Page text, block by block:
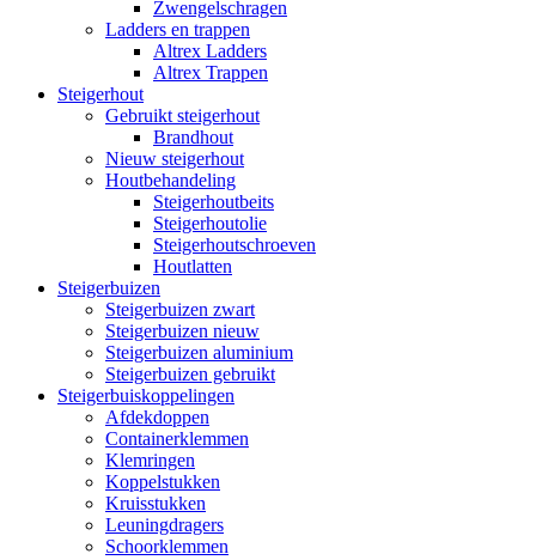
Zwengelschragen
Ladders en trappen
Altrex Ladders
Altrex Trappen
Steigerhout
Gebruikt steigerhout
Brandhout
Nieuw steigerhout
Houtbehandeling
Steigerhoutbeits
Steigerhoutolie
Steigerhoutschroeven
Houtlatten
Steigerbuizen
Steigerbuizen zwart
Steigerbuizen nieuw
Steigerbuizen aluminium
Steigerbuizen gebruikt
Steigerbuiskoppelingen
Afdekdoppen
Containerklemmen
Klemringen
Koppelstukken
Kruisstukken
Leuningdragers
Schoorklemmen